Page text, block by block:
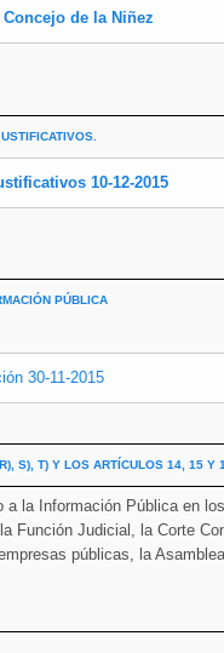
de la Niñez
10-12-2015
PÚBLICA
30-11-2015
S), T) Y LOS ARTÍCULOS 14, 15 Y
a la Información Pública en
Función Judicial, la Corte
públicas, la